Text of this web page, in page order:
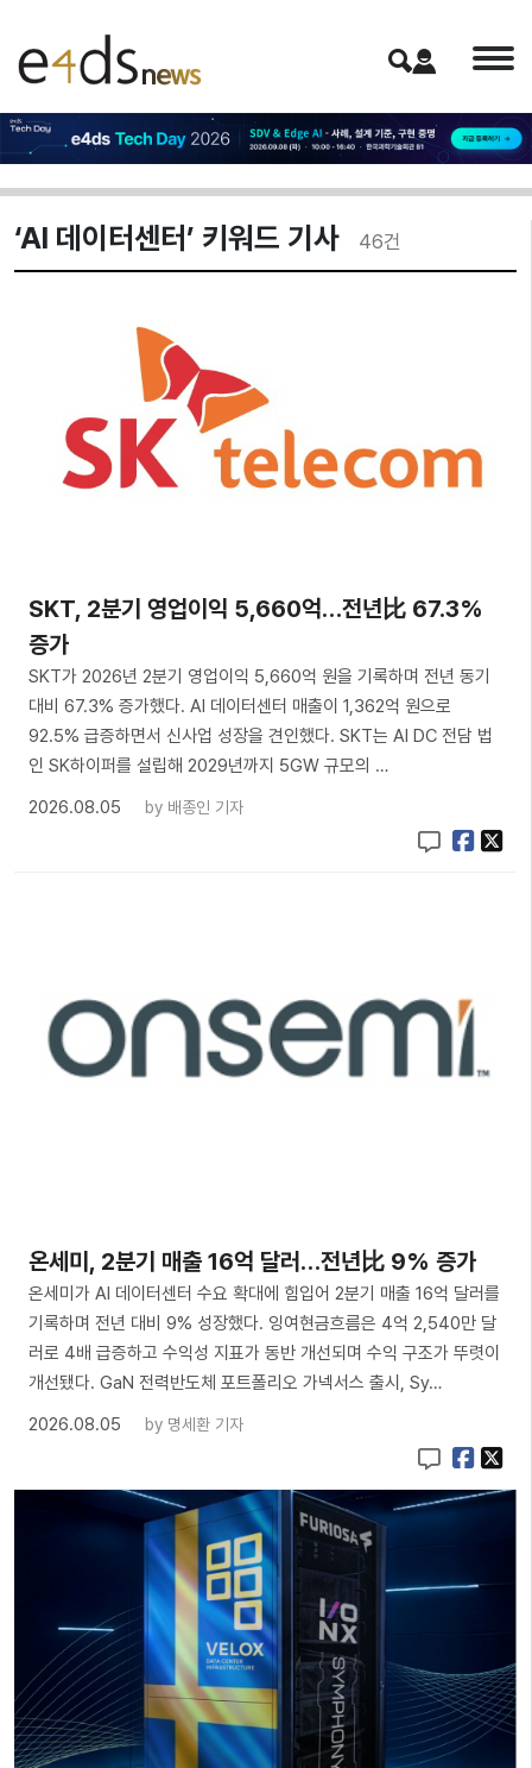
‘AI 데이터센터’ 키워드 기사 46건
SKT, 2분기 영업이익 5,660억…전년比 67.3%
증가
SKT가 2026년 2분기 영업이익 5,660억 원을 기록하며 전년 동기
대비 67.3% 증가했다. AI 데이터센터 매출이 1,362억 원으로
92.5% 급증하면서 신사업 성장을 견인했다. SKT는 AI DC 전담 법
인 SK하이퍼를 설립해 2029년까지 5GW 규모의 …
2026.08.05
by 배종인 기자
온세미, 2분기 매출 16억 달러…전년比 9% 증가
온세미가 AI 데이터센터 수요 확대에 힘입어 2분기 매출 16억 달러를
기록하며 전년 대비 9% 성장했다. 잉여현금흐름은 4억 2,540만 달
러로 4배 급증하고 수익성 지표가 동반 개선되며 수익 구조가 뚜렷이
개선됐다. GaN 전력반도체 포트폴리오 가넥서스 출시, Sy…
2026.08.05
by 명세환 기자